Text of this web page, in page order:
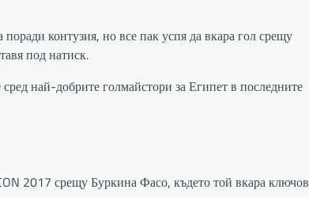
контузия, но все пак успя да вкара гол срещу
под натиск.
най-добрите голмайстори за Египет в последните
2017 срещу Буркина Фасо, където той вкара ключов